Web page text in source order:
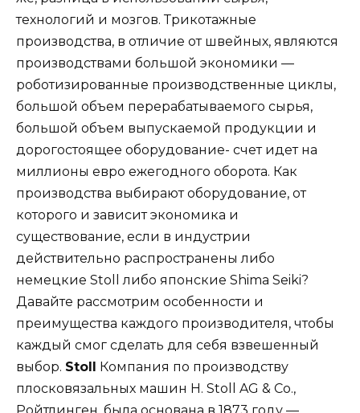
технологий и мозгов. Трикотажные
производства, в отличие от швейных, являются
производствами большой экономики —
роботизированные производственные циклы,
большой объем перерабатываемого сырья,
большой объем выпускаемой продукции и
дорогостоящее оборудование- счет идет на
миллионы евро ежегодного оборота. Как
производства выбирают оборудование, от
которого и зависит экономика и
существование, если в индустрии
действительно распространены либо
немецкие Stoll либо японские Shima Seiki?
Давайте рассмотрим особенности и
преимущества каждого производителя, чтобы
каждый смог сделать для себя взвешенный
выбор. Stoll Компания по производству
плосковязальных машин H. Stoll AG & Co.,